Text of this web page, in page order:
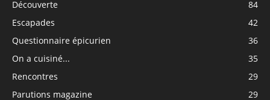
Découverte
84
Escapades
42
Questionnaire épicurien
36
On a cuisiné...
35
Rencontres
29
Parutions magazine
29